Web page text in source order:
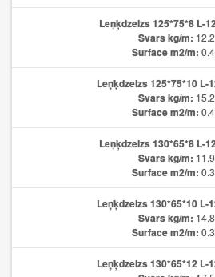
Leņķdzelzs 125*75*8 L-
Svars kg/m:
Surface m2/m:
Leņķdzelzs 125*75*10 L-
Svars kg/m:
Surface m2/m:
Leņķdzelzs 130*65*8 L-
Svars kg/m:
Surface m2/m:
Leņķdzelzs 130*65*10 L-
Svars kg/m:
Surface m2/m:
Leņķdzelzs 130*65*12 L-